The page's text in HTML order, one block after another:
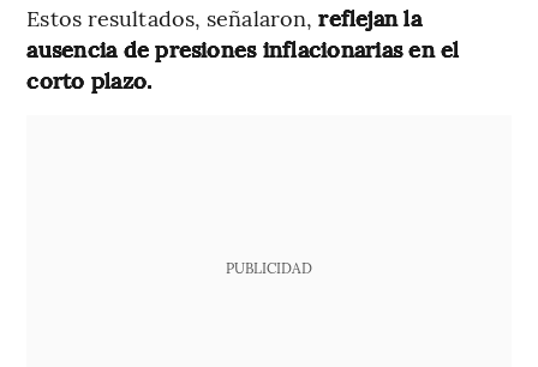
Estos resultados, señalaron,reflejan la
ausencia de presiones inflacionarias en el
corto plazo.
PUBLICIDAD